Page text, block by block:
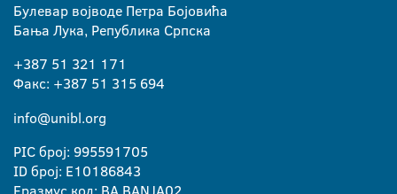
Булевар војводе Петра Бојовића
Бања Лука, Република Српска
+387 51 321 171
Факс: +387 51 315 694
info@unibl.org
PIC број: 995591705
ID број: E10186843